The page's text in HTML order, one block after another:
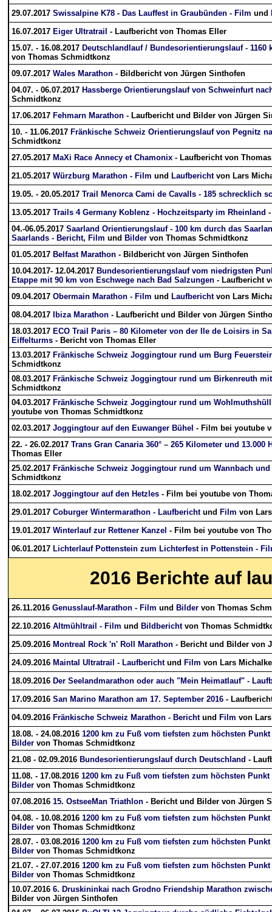
29.07.2017 Swissalpine K78 - Das Lauffest in Graubünden - Film und
16.07.2017 Eiger Ultratrail - Laufbericht von Thomas Eller
15.07. - 16.08.2017 Deutschlandlauf / Bundesorientierungslauf -
von Thomas Schmidtkonz
09.07.2017 Wales Marathon - Bildbericht von Jürgen Sinthofen
04.07. - 06.07.2017 Hassberge Orientierungslauf von Schweinfurt
Schmidtkonz
17.06.2017 Fehmarn Marathon - Laufbericht und Bilder von Jürgen
10. - 11.06.2017 Fränkische Schweiz Orientierungslauf von Pegnitz
Schmidtkonz
27.05.2017 MaXi Race Annecy et Chamonix - Laufbericht von
21.05.2017 Würzburg Marathon - Film und Laufbericht von Lars
19.05. - 20.05.2017 Trail Menorca Cami de Cavalls - 185 schrecklich
13.05.2017 Trails 4 Germany Koblenz - Hochzeitsparty im Rheinland
04.-06.05.2017 Saarland Orientierungslauf - 100 km durch das
Saarlands - Bericht, Film und Bilder von Thomas Schmidtkonz
01.05.2017 Belfast Marathon - Bildbericht von Jürgen Sinthofen
10.04.2017- 12.04.2017 Bundesorientierungslauf vom niedrigsten
Etappe mit 90 km von Eschwege nach Bad Salzungen - Laufbericht
09.04.2017 Obermain Marathon - Film und Laufbericht von Lars
08.04.2017
Ibiza Marathon - Laufbericht und Bilder von Jürgen
18.03.2017 ECO Trail Paris – 80 Kilometer von der Ile de Loisirs in
Eiffelturms - Bericht von Thomas Eller
13.03.2017 Fränkische Schweiz Joggingtour rund um Burg
Schmidtkonz
08.03.2017 Fränkische Schweiz Joggingtour rund um Birkenreuth
Schmidtkonz
04.03.2017 Fränkische Schweiz Joggingtour rund um
youtube von Thomas Schmidtkonz
02.03.2017 Joggingtour auf den Euwanger Bühel - Film bei youtube
22. - 26.02.2017 Trans Gran Canaria 360° – 265 Kilometer und
Thomas Eller
25.02.2017 Fränkische Schweiz Joggingtour rund um Wannbach
Schmidtkonz
18.02.2017 Joggingtour auf den Hetzles - Film bei youtube von
29.01.2017 Coburger Wintermarathon - Laufberichtund Film von
19.01.2017 Winterlauf zur Rettener Kanzel - Film bei youtube von
06.01.2017 Lichterlauf Pottenstein zum Lichterfest in Pottenstein -
2016 Berichte auf
26.11.2016 Genusslauf-Marathon - Film und Bilder von Thomas
22.10.2016 Altmühltrail - Film und Bildberichtvon Thomas
25.09.2016 Montreal Rock 'n' Roll Marathon - Bericht und Bilder von
24.09.2016 Maintal Ultratrail - Laufberichtund Film von Lars Michalke
18.09.2016 Der Seelandmarathon oder auch "Mein Heimatlauf" -
17.09.2016 San Marino Marathon am 17. September 2016 -
04.09.2016 Fränkische Schweiz Marathon - Berichtund Film von
18.08. - 24.08.2016 1200 km zu Fuß vom tiefsten zum höchsten
Bilder von Thomas Schmidtkonz
21.08 - 02.09.2016 Bundesorientierungslauf durch Deutschland -
11.08. - 17.08.2016 1200 km zu Fuß vom tiefsten zum höchsten
Bilder von Thomas Schmidtkonz
07.08.2016 15. OstseeMan Triathlon - Bericht und Bilder von Jürgen
04.08. - 10.08.2016 1200 km zu Fuß vom tiefsten zum höchsten
Bilder von Thomas Schmidtkonz
28.07. - 03.08.2016 1200 km zu Fuß vom tiefsten zum höchsten
Bilder von Thomas Schmidtkonz
21.07. - 27.07.2016 1200 km zu Fuß vom tiefsten zum höchsten
Bilder von Thomas Schmidtkonz
10.07.2016 6. Druskininkai nach Grodno Friendship Marathon
Bilder von Jürgen Sinthofen